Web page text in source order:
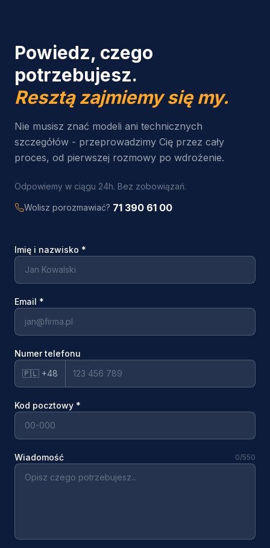
Powiedz, czego
potrzebujesz.
Resztą zajmiemy się my.
Nie musisz znać modeli ani technicznych
szczegółów - przeprowadzimy Cię przez cały
proces, od pierwszej rozmowy po wdrożenie.
Odpowiemy w ciągu 24h. Bez zobowiązań.
Wolisz porozmawiać? 71 390 61 00
Imię i nazwisko *
Email *
Numer telefonu
🇵🇱 +48
Kod pocztowy *
Wiadomość 0/550